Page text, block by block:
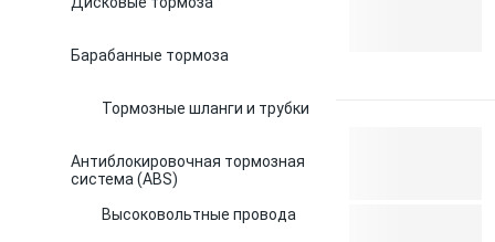
Барабанные тормоза
Тормозные шланги и трубки
Антиблокировочная тормозная
система (ABS)
Высоковольтные провода